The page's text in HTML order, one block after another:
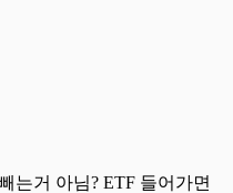
는거 아님? ETF 들어가면